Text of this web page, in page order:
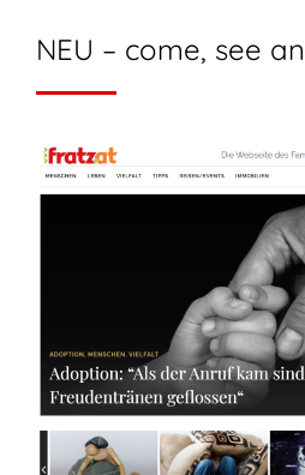
NEU – come, see